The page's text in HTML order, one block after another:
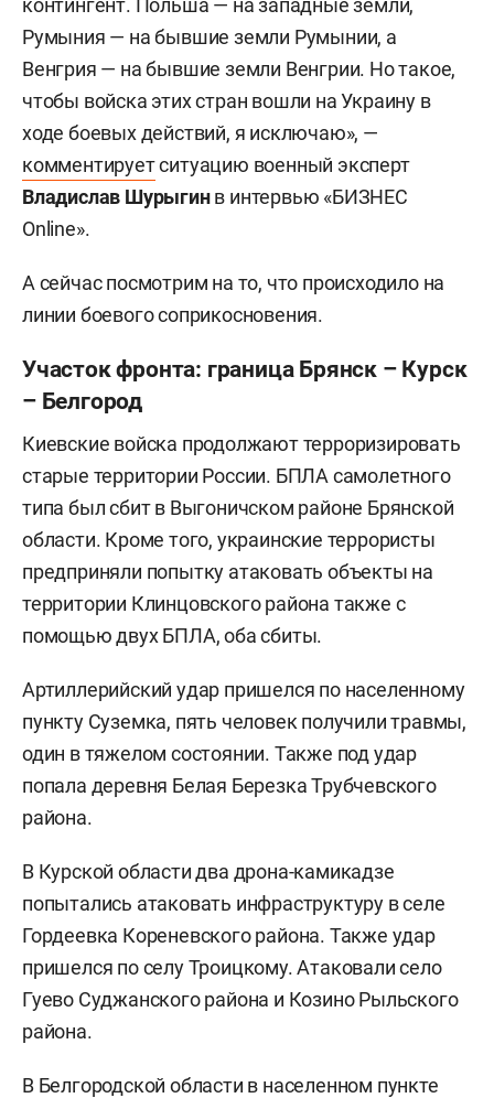
Румыния — на бывшие земли Румынии, а
Венгрия — на бывшие земли Венгрии. Но такое,
чтобы войска этих стран вошли на Украину в
ходе боевых действий, я исключаю», —
комментируетситуацию военный эксперт
Владислав Шурыгинв интервью «БИЗНЕС
Online».
А сейчас посмотрим на то, что происходило на
линии боевого соприкосновения.
Участок фронта: граница Брянск – Курск
– Белгород
Киевские войска продолжают терроризировать
старые территории России. БПЛА самолетного
типа был сбит в Выгоничском районе Брянской
области. Кроме того, украинские террористы
предприняли попытку атаковать объекты на
территории Клинцовского района также с
помощью двух БПЛА, оба сбиты.
Артиллерийский удар пришелся по населенному
пункту Суземка, пять человек получили травмы,
один в тяжелом состоянии. Также под удар
попала деревня Белая Березка Трубчевского
района.
В Курской области два дрона-камикадзе
попытались атаковать инфраструктуру в селе
Гордеевка Кореневского района. Также удар
пришелся по селу Троицкому. Атаковали село
Гуево Суджанского района и Козино Рыльского
района.
В Белгородской области в населенном пункте